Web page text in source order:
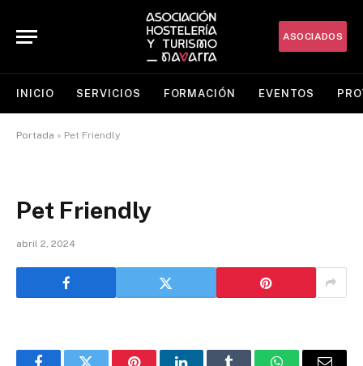
ASOCIADOS
INICIO SERVICIOS FORMACIÓN EVENTOS
Portada » Pet Friendly
Pet Friendly
abril 2, 2024